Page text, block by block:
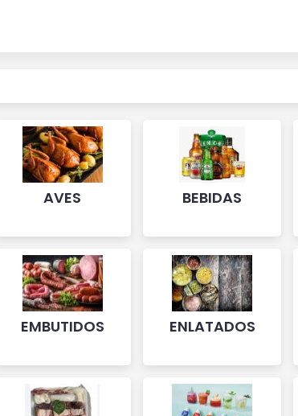
AVES BEBIDAS
EMBUTIDOS ENLATADOS